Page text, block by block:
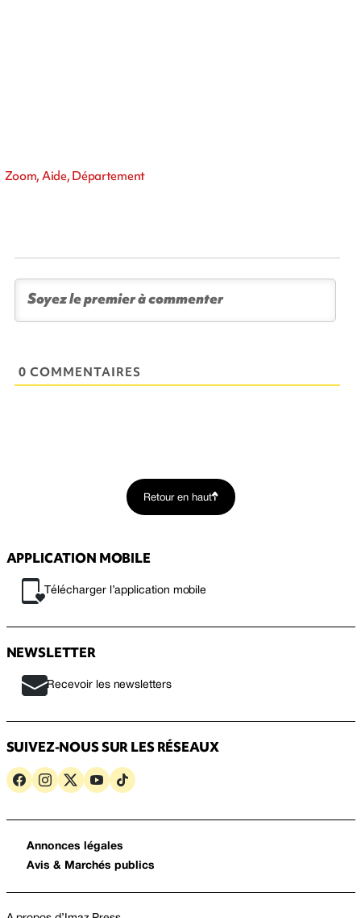
Zoom, Aide, Département
0 COMMENTAIRES
Retour en haut
APPLICATION MOBILE
Télécharger l’application mobile
NEWSLETTER
Recevoir les newsletters
SUIVEZ-NOUS SUR LES RÉSEAUX
Annonces légales
Avis & Marchés publics